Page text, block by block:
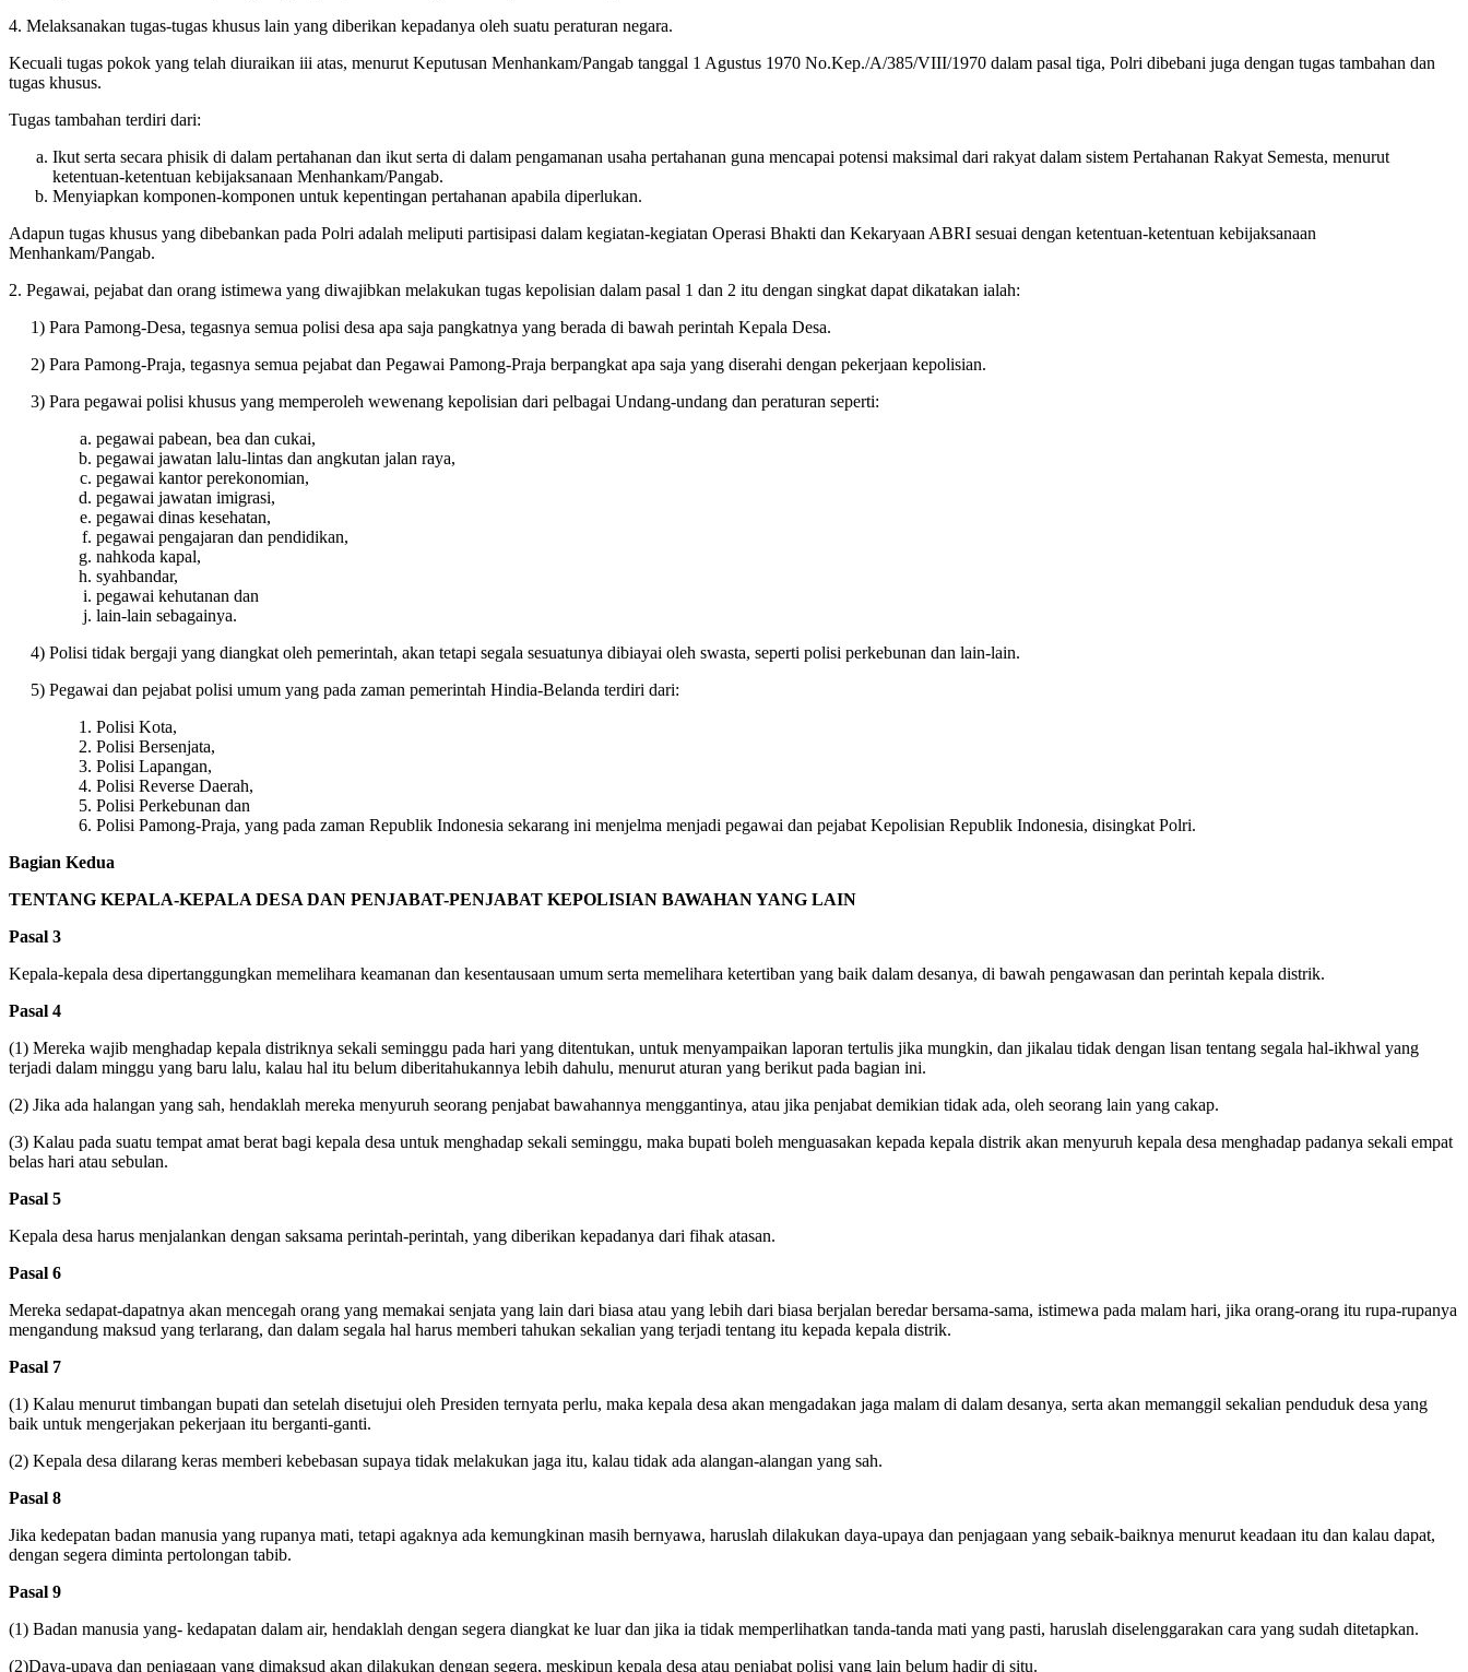
4. Melaksanakan tugas-tugas khusus lain yang diberikan kepadanya oleh suatu peraturan negara.
Kecuali tugas pokok yang telah diuraikan iii atas, menurut Keputusan Menhankam/Pangab tanggal 1 Agustus 1970 No.Kep./A/385/VIII/1970 dalam pasal tiga, Polri dibebani juga dengan tugas tambahan dan
tugas khusus.
Tugas tambahan terdiri dari:
Ikut serta secara phisik di dalam pertahanan dan ikut serta di dalam pengamanan usaha pertahanan guna mencapai potensi maksimal dari rakyat dalam sistem Pertahanan Rakyat Semesta, menurut
ketentuan-ketentuan kebijaksanaan Menhankam/Pangab.
Menyiapkan komponen-komponen untuk kepentingan pertahanan apabila diperlukan.
Adapun tugas khusus yang dibebankan pada Polri adalah meliputi partisipasi dalam kegiatan-kegiatan Operasi Bhakti dan Kekaryaan ABRI sesuai dengan ketentuan-ketentuan kebijaksanaan
Menhankam/Pangab.
2. Pegawai, pejabat dan orang istimewa yang diwajibkan melakukan tugas kepolisian dalam pasal 1 dan 2 itu dengan singkat dapat dikatakan ialah:
1) Para Pamong-Desa, tegasnya semua polisi desa apa saja pangkatnya yang berada di bawah perintah Kepala Desa.
2) Para Pamong-Praja, tegasnya semua pejabat dan Pegawai Pamong-Praja berpangkat apa saja yang diserahi dengan pekerjaan kepolisian.
3) Para pegawai polisi khusus yang memperoleh wewenang kepolisian dari pelbagai Undang-undang dan peraturan seperti:
pegawai pabean, bea dan cukai,
pegawai jawatan lalu-lintas dan angkutan jalan raya,
pegawai kantor perekonomian,
pegawai jawatan imigrasi,
pegawai dinas kesehatan,
pegawai pengajaran dan pendidikan,
nahkoda kapal,
syahbandar,
pegawai kehutanan dan
lain-lain sebagainya.
4) Polisi tidak bergaji yang diangkat oleh pemerintah, akan tetapi segala sesuatunya dibiayai oleh swasta, seperti polisi perkebunan dan lain-lain.
5) Pegawai dan pejabat polisi umum yang pada zaman pemerintah Hindia-Belanda terdiri dari:
Polisi Kota,
Polisi Bersenjata,
Polisi Lapangan,
Polisi Reverse Daerah,
Polisi Perkebunan dan
Polisi Pamong-Praja, yang pada zaman Republik Indonesia sekarang ini menjelma menjadi pegawai dan pejabat Kepolisian Republik Indonesia, disingkat Polri.
Bagian Kedua
TENTANG KEPALA-KEPALA DESA DAN PENJABAT-PENJABAT KEPOLISIAN BAWAHAN YANG LAIN
Pasal 3
Kepala-kepala desa dipertanggungkan memelihara keamanan dan kesentausaan umum serta memelihara ketertiban yang baik dalam desanya, di bawah pengawasan dan perintah kepala distrik.
Pasal 4
(1) Mereka wajib menghadap kepala distriknya sekali seminggu pada hari yang ditentukan, untuk menyampaikan laporan tertulis jika mungkin, dan jikalau tidak dengan lisan tentang segala hal-ikhwal yang
terjadi dalam minggu yang baru lalu, kalau hal itu belum diberitahukannya lebih dahulu, menurut aturan yang berikut pada bagian ini.
(2) Jika ada halangan yang sah, hendaklah mereka menyuruh seorang penjabat bawahannya menggantinya, atau jika penjabat demikian tidak ada, oleh seorang lain yang cakap.
(3) Kalau pada suatu tempat amat berat bagi kepala desa untuk menghadap sekali seminggu, maka bupati boleh menguasakan kepada kepala distrik akan menyuruh kepala desa menghadap padanya sekali empat
belas hari atau sebulan.
Pasal 5
Kepala desa harus menjalankan dengan saksama perintah-perintah, yang diberikan kepadanya dari fihak atasan.
Pasal 6
Mereka sedapat-dapatnya akan mencegah orang yang memakai senjata yang lain dari biasa atau yang lebih dari biasa berjalan beredar bersama-sama, istimewa pada malam hari, jika orang-orang itu rupa-rupanya
mengandung maksud yang terlarang, dan dalam segala hal harus memberi tahukan sekalian yang terjadi tentang itu kepada kepala distrik.
Pasal 7
(1) Kalau menurut timbangan bupati dan setelah disetujui oleh Presiden ternyata perlu, maka kepala desa akan mengadakan jaga malam di dalam desanya, serta akan memanggil sekalian penduduk desa yang
baik untuk mengerjakan pekerjaan itu berganti-ganti.
(2) Kepala desa dilarang keras memberi kebebasan supaya tidak melakukan jaga itu, kalau tidak ada alangan-alangan yang sah.
Pasal 8
Jika kedepatan badan manusia yang rupanya mati, tetapi agaknya ada kemungkinan masih bernyawa, haruslah dilakukan daya-upaya dan penjagaan yang sebaik-baiknya menurut keadaan itu dan kalau dapat,
dengan segera diminta pertolongan tabib.
Pasal 9
(1) Badan manusia yang- kedapatan dalam air, hendaklah dengan segera diangkat ke luar dan jika ia tidak memperlihatkan tanda-tanda mati yang pasti, haruslah diselenggarakan cara yang sudah ditetapkan.
(2)Daya-upaya dan penjagaan yang dimaksud akan dilakukan dengan segera, meskipun kepala desa atau penjabat polisi yang lain belum hadir di situ.